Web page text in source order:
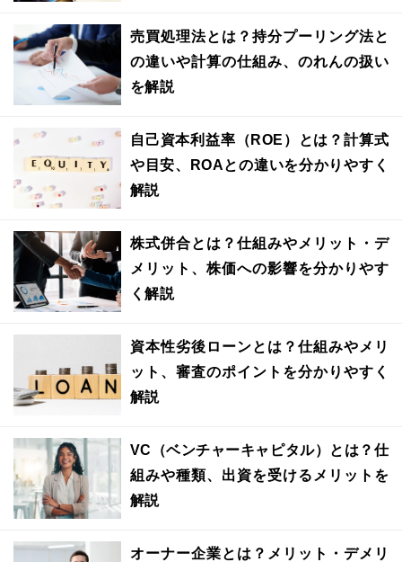
売買処理法とは？持分プーリング法と
の違いや計算の仕組み、のれんの扱い
を解説
自己資本利益率（ROE）とは？計算式
や目安、ROAとの違いを分かりやすく
解説
株式併合とは？仕組みやメリット・デ
メリット、株価への影響を分かりやす
く解説
資本性劣後ローンとは？仕組みやメリ
ット、審査のポイントを分かりやすく
解説
VC（ベンチャーキャピタル）とは？仕
組みや種類、出資を受けるメリットを
解説
オーナー企業とは？メリット・デメリ